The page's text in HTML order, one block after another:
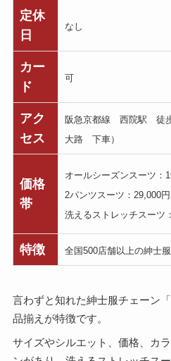
定休
日
なし
カー
ド
可
アク
セス
阪急京都線 西院駅 徒
大路 下車）
価格
帯
オールシーズンスーツ：
2パンツスーツ：29,000
洗えるストレッチスーツ
特徴 全国500店舗以上の紳士
言わずと知れた紳士服チェーン
品揃えが特徴です。
サイズやシルエット、価格、カ